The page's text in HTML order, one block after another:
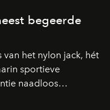
begeerde
het nylon jack, hét
sportieve
naadloos